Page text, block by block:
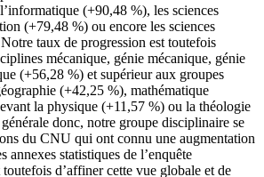
(+90,48 %), les sciences
(+79,48 %) ou encore les sciences
taux de progression est toutefois
mécanique, génie mécanique, génie
(+56,28 %) et supérieur aux groupes
(+42,25 %), mathématique
la physique (+11,57 %) ou la théologie
donc, notre groupe disciplinaire se
du CNU qui ont connu une augmentation
annexes statistiques de l’enquête
d’affiner cette vue globale et de